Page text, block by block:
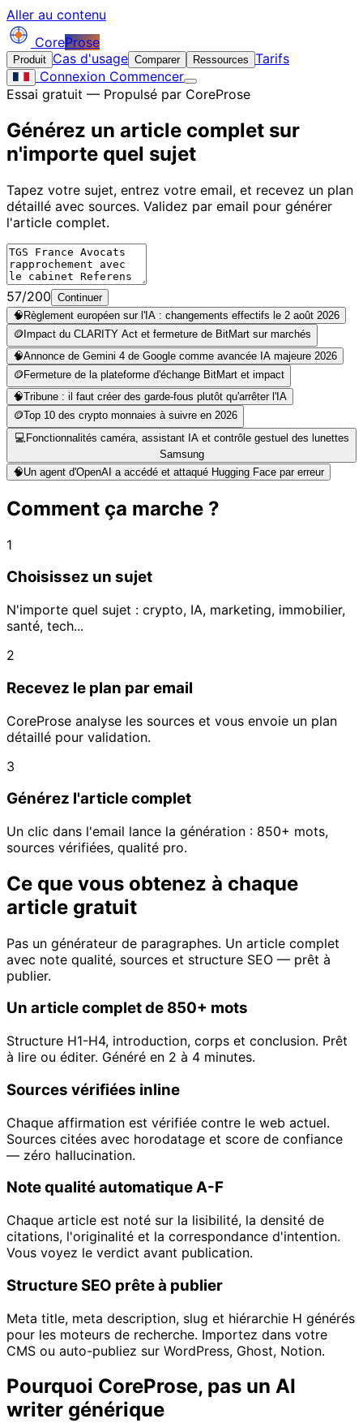
Aller au contenu
CoreProse
Produit Cas d'usage Comparer Ressources Tarifs
Connexion Commencer
Essai gratuit — Propulsé par CoreProse
Générez un article complet sur
n'importe quel sujet
Tapez votre sujet, entrez votre email, et recevez un plan
détaillé avec sources. Validez par email pour générer
l'article complet.
57/200 Continuer
🧠 Règlement européen sur l'IA : changements effectifs le 2 août 2026
🪙 Impact du CLARITY Act et fermeture de BitMart sur marchés
🧠Annonce de Gemini 4 de Google comme avancée IA majeure 2026
🪙 Fermeture de la plateforme d'échange BitMart et impact
🧠Tribune : il faut créer des garde‑fous plutôt qu'arrêter l'IA
🪙Top 10 des crypto monnaies à suivre en 2026
💻 Fonctionnalités caméra, assistant IA et contrôle gestuel des lunettes
Samsung
🧠Un agent d'OpenAI a accédé et attaqué Hugging Face par erreur
Comment ça marche ?
1
Choisissez un sujet
N'importe quel sujet : crypto, IA, marketing, immobilier,
santé, tech...
2
Recevez le plan par email
CoreProse analyse les sources et vous envoie un plan
détaillé pour validation.
3
Générez l'article complet
Un clic dans l'email lance la génération : 850+ mots,
sources vérifiées, qualité pro.
Ce que vous obtenez à chaque
article gratuit
Pas un générateur de paragraphes. Un article complet
avec note qualité, sources et structure SEO — prêt à
publier.
Un article complet de 850+ mots
Structure H1-H4, introduction, corps et conclusion. Prêt
à lire ou éditer. Généré en 2 à 4 minutes.
Sources vérifiées inline
Chaque affirmation est vérifiée contre le web actuel.
Sources citées avec horodatage et score de confiance
— zéro hallucination.
Note qualité automatique A-F
Chaque article est noté sur la lisibilité, la densité de
citations, l'originalité et la correspondance d'intention.
Vous voyez le verdict avant publication.
Structure SEO prête à publier
Meta title, meta description, slug et hiérarchie H générés
pour les moteurs de recherche. Importez dans votre
CMS ou auto-publiez sur WordPress, Ghost, Notion.
Pourquoi CoreProse, pas un AI
writer générique